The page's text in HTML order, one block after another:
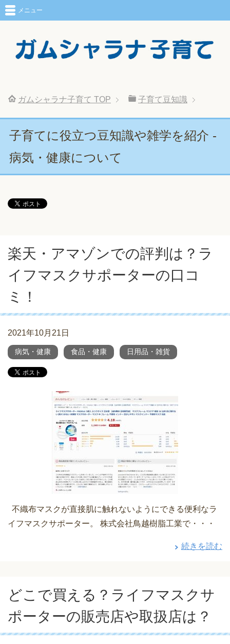
メニュー
ガムシャラナ子育て TOP 子育て豆知識
子育てに役立つ豆知識や雑学を紹介 -
病気・健康について
楽天・アマゾンでの評判は？ラ
イフマスクサポーターの口コ
ミ！
2021年10月21日
病気・健康 食品・健康 日用品・雑貨
不織布マスクが直接肌に触れないようにできる便利なラ
イフマスクサポーター。 株式会社鳥越樹脂工業で・・・
続きを読む
どこで買える？ライフマスクサ
ポーターの販売店や取扱店は？